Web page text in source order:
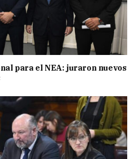
para el NEA: juraron nuevos